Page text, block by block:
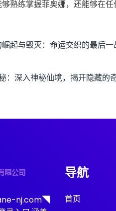
熟练掌握菲奥娜，还能够在
起与毁灭：命运交织的最后
：深入神秘仙境，揭开隐藏的
nj.com◥
导航
首页